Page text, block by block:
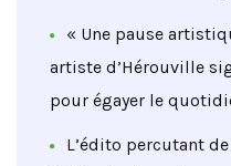
« Une pause
artiste d’Hérouville
pour égayer le
L’édito percutant